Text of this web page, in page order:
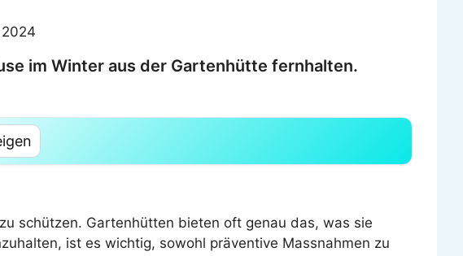
im Winter aus der Gartenhütte fernhalten.
schützen. Gartenhütten bieten oft genau das, was sie
ist es wichtig, sowohl präventive Massnahmen zu